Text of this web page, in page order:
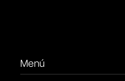
Menú